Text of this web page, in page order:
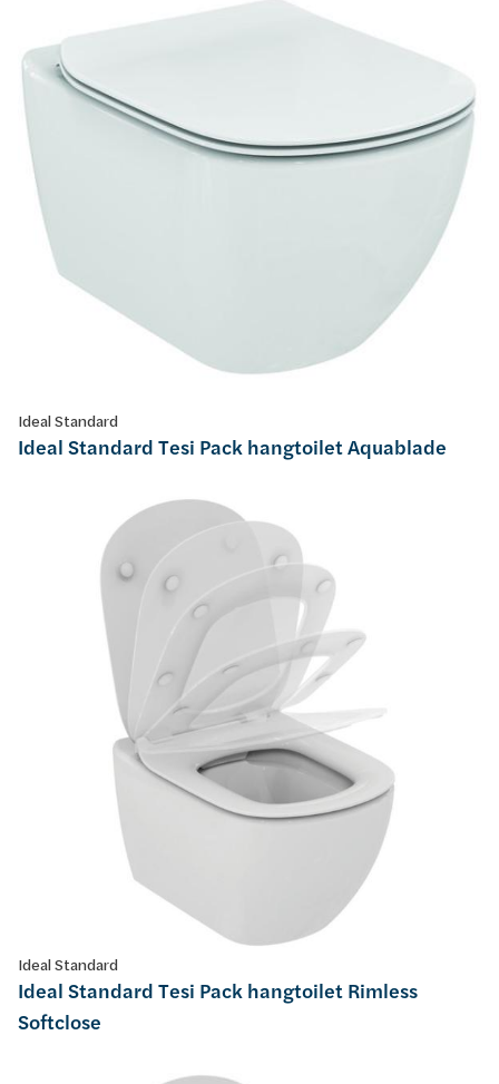
Ideal Standard
Ideal Standard Tesi Pack hangtoilet Aquablade
Ideal Standard
Ideal Standard Tesi Pack hangtoilet Rimless
Softclose